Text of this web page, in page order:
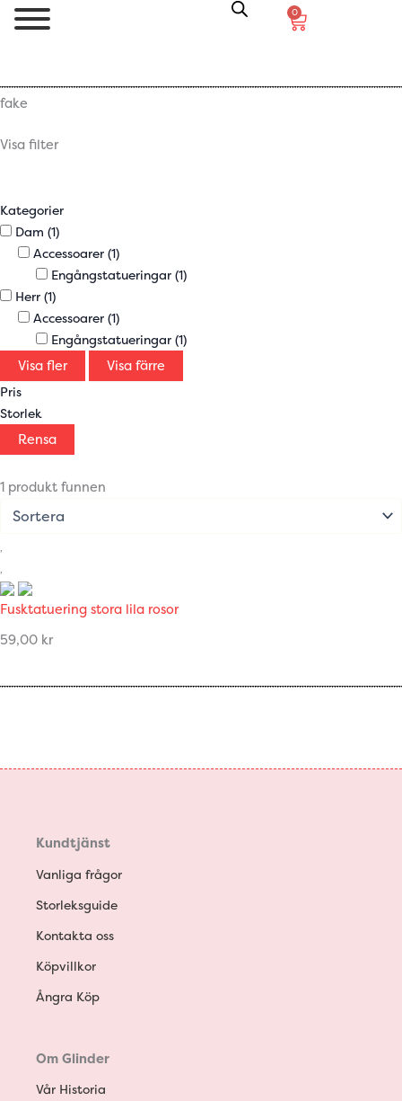
0
Varukorg
fake
Visa filter
Kategorier
Dam (1)
Accessoarer (1)
Engångstatueringar (1)
Herr (1)
Accessoarer (1)
Engångstatueringar (1)
Visa fler Visa färre
Pris
Storlek
Rensa
1 produkt funnen
Fusktatuering stora lila rosor
59,00 kr
Kundtjänst
Vanliga frågor
Storleksguide
Kontakta oss
Köpvillkor
Ångra Köp
Om Glinder
Vår Historia